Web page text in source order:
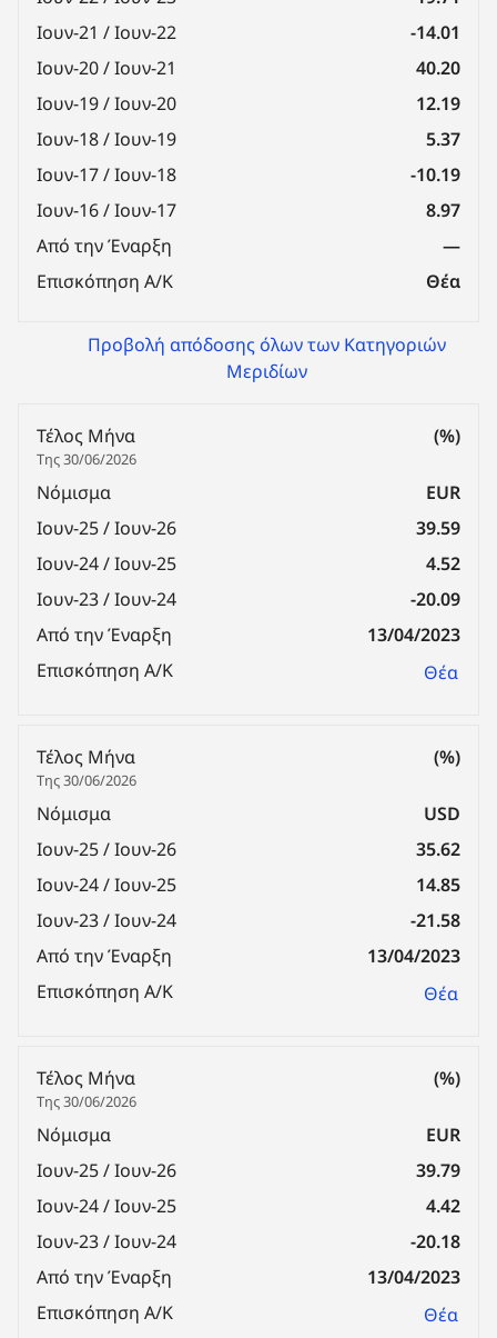
Ιουν-21 / Ιουν-22
-14.01
Ιουν-20 / Ιουν-21
40.20
Ιουν-19 / Ιουν-20
12.19
Ιουν-18 / Ιουν-19
5.37
Ιουν-17 / Ιουν-18
-10.19
Ιουν-16 / Ιουν-17
8.97
Από την Έναρξη
—
Επισκόπηση Α/Κ
Θέα
Προβολή απόδοσης όλων των Κατηγοριών
Μεριδίων
Τέλος Μήνα
Της 30/06/2026
(%)
Νόμισμα
EUR
Ιουν-25 / Ιουν-26
39.59
Ιουν-24 / Ιουν-25
4.52
Ιουν-23 / Ιουν-24
-20.09
Από την Έναρξη
13/04/2023
Επισκόπηση Α/Κ
Θέα
Τέλος Μήνα
Της 30/06/2026
(%)
Νόμισμα
USD
Ιουν-25 / Ιουν-26
35.62
Ιουν-24 / Ιουν-25
14.85
Ιουν-23 / Ιουν-24
-21.58
Από την Έναρξη
13/04/2023
Επισκόπηση Α/Κ
Θέα
Τέλος Μήνα
Της 30/06/2026
(%)
Νόμισμα
EUR
Ιουν-25 / Ιουν-26
39.79
Ιουν-24 / Ιουν-25
4.42
Ιουν-23 / Ιουν-24
-20.18
Από την Έναρξη
13/04/2023
Επισκόπηση Α/Κ
Θέα